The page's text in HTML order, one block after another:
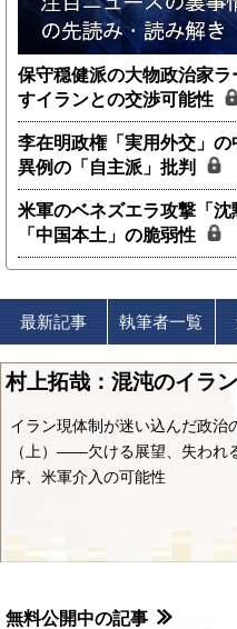
保守穏健派の大物政治家
すイランとの交渉可能性
李在明政権「実用外交」
異例の「自主派」批判
米軍のベネズエラ攻撃「
「中国本土」の脆弱性
最新記事 執筆者一覧
村上拓哉：混沌のイラ
イラン現体制が迷い込んだ政治
（上）――欠ける展望、失われ
序、米軍介入の可能性
無料公開中の記事